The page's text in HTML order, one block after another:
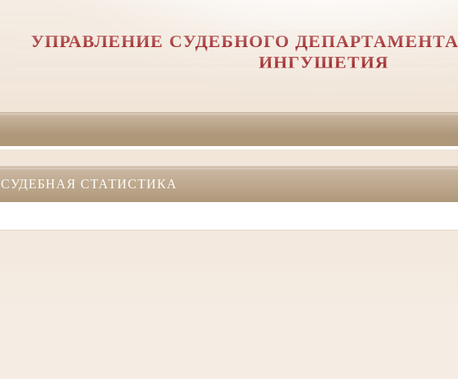
УПРАВЛЕНИЕ СУДЕБНОГО
ИНГУШЕТИЯ
СУДЕБНАЯ СТАТИСТИКА